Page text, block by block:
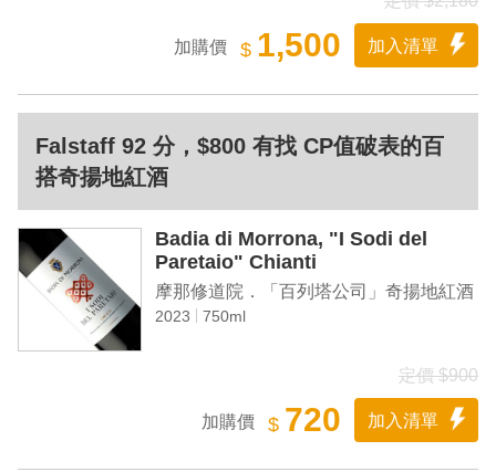
$ 1,500 加入清單
加購價
Falstaff 92 分，$800 有找 CP值破表的百
搭奇揚地紅酒
Badia di Morrona, "I Sodi del
Paretaio" Chianti
摩那修道院．「百列塔公司」奇揚地紅酒
2023 750ml
定價 $900
$ 720 加入清單
加購價